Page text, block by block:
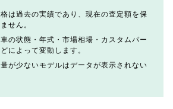
は過去の実績であり、現在の査定額を保
せん。
の状態・年式・市場相場・カスタムパー
によって変動します。
が少ないモデルはデータが表示されない